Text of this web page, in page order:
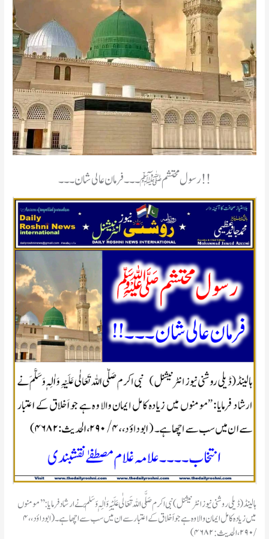
رسول محتشم ﷺ۔۔۔فرمان عالی شان۔۔۔!!
ہالینڈ(ڈیلی روشنی نیوز انٹرنیشنل) نبی اکرم صَلَّی اللہ تَعَالٰی عَلَیْہِ وَاٰلِہٖ وَسَلَّمَ نے ارشاد فرمایا: ’’مومنوں
میں زیادہ کامل ایمان والا وہ ہے جو اَخلاق کے اعتبار سے ان میں سب سے اچھا ہے۔ ( ابو داؤد،، ۴
/ ۲۹۰، الحدیث: ۴۶۸۲)